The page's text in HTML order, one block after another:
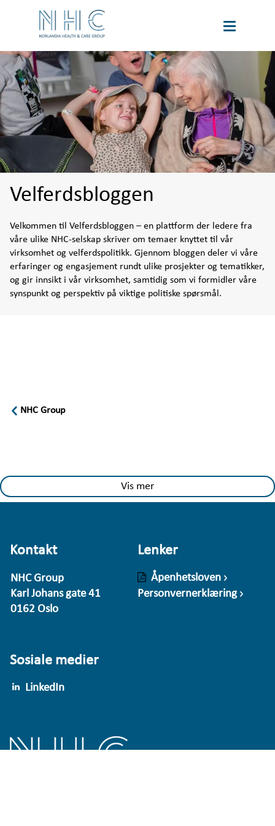
book
a
tour
Karriere
Language
Velferdspodden
Velferdsbloggen
Investor
Velferdsbloggen
Velkommen til Velferdsbloggen – en plattform der ledere fra
våre ulike NHC-selskap skriver om temaer knyttet til vår
virksomhet og velferdspolitikk. Gjennom bloggen deler vi våre
erfaringer og engasjement rundt ulike prosjekter og tematikker,
og gir innsikt i vår virksomhet, samtidig som vi formidler våre
synspunkt og perspektiv på viktige politiske spørsmål.
NHC Group
Velferdsbloggen
Vis mer
Kontakt
NHC Group
Karl Johans gate 41
0162 Oslo
Lenker
Åpenhetsloven
Personvernerklæring
Sosiale medier
LinkedIn